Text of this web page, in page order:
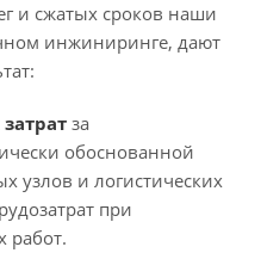
и сжатых сроков наши
инжиниринге, дают
за
обоснованной
узлов и логистических
при
работ.